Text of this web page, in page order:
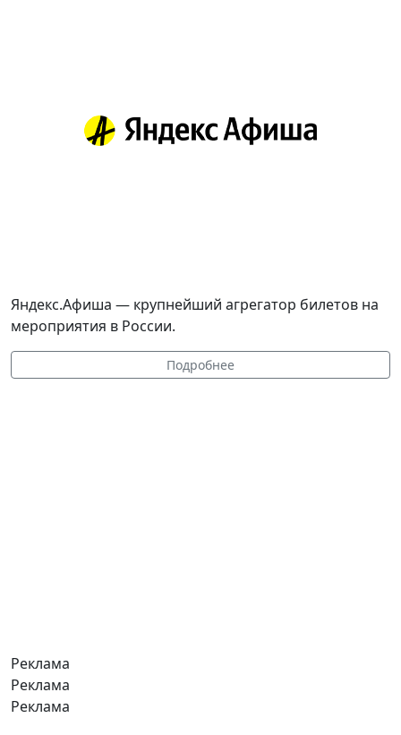
Яндекс.Афиша — крупнейший агрегатор билетов на
мероприятия в России.
Подробнее
Реклама
Реклама
Реклама